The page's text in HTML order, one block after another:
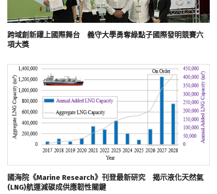
跨域創新躍上國際舞台 義守大學勇奪綠點子國際發明競賽六
項大獎
國海院《Marine Research》刊登最新研究 揭示液化天然氣
(LNG)航運減碳成供應韌性關鍵